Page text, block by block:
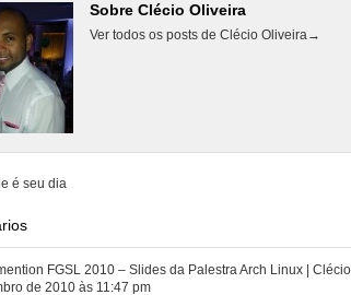
Sobre Clécio Oliveira
Ver todos os posts de Clécio Oliveira→
é seu dia
FGSL 2010 – Slides da Palestra Arch Linux |
de 2010 às 11:47 pm